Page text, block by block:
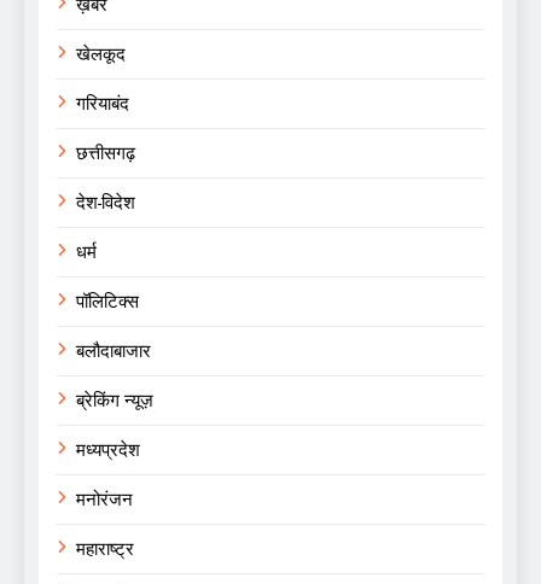
खेलकूद
गरियाबंद
छत्तीसगढ़
देश-विदेश
धर्म
पॉलिटिक्स
बलौदाबाजार
ब्रेकिंग न्यूज़
मध्यप्रदेश
मनोरंजन
महाराष्ट्र